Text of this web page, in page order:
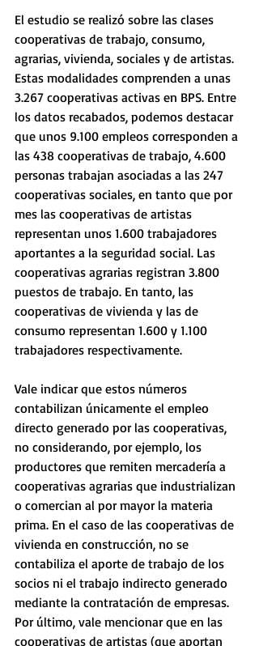
El estudio se realizó sobre las clases
cooperativas de trabajo, consumo,
agrarias, vivienda, sociales y de artistas.
Estas modalidades comprenden a unas
3.267 cooperativas activas en BPS. Entre
los datos recabados, podemos destacar
que unos 9.100 empleos corresponden a
las 438 cooperativas de trabajo, 4.600
personas trabajan asociadas a las 247
cooperativas sociales, en tanto que por
mes las cooperativas de artistas
representan unos 1.600 trabajadores
aportantes a la seguridad social. Las
cooperativas agrarias registran 3.800
puestos de trabajo. En tanto, las
cooperativas de vivienda y las de
consumo representan 1.600 y 1.100
trabajadores respectivamente.
Vale indicar que estos números
contabilizan únicamente el empleo
directo generado por las cooperativas,
no considerando, por ejemplo, los
productores que remiten mercadería a
cooperativas agrarias que industrializan
o comercian al por mayor la materia
prima. En el caso de las cooperativas de
vivienda en construcción, no se
contabiliza el aporte de trabajo de los
socios ni el trabajo indirecto generado
mediante la contratación de empresas.
Por último, vale mencionar que en las
cooperativas de artistas (que aportan